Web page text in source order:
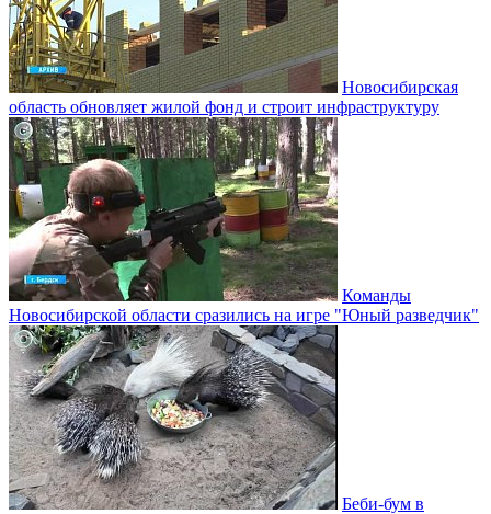
Новосибирская
область обновляет жилой фонд и строит инфраструктуру
Команды
Новосибирской области сразились на игре "Юный разведчик"
Беби-бум в